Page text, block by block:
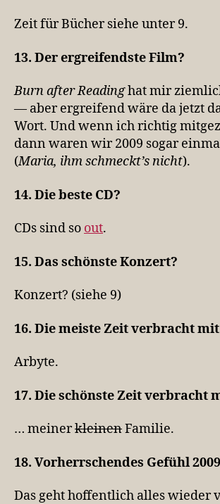
Zeit für Bücher siehe unter 9.
13. Der ergreifendste Film?
Burn after Readinghat mir
— aber ergreifend wäre da jetzt
Wort. Und wenn ich richtig
dann waren wir 2009 sogar
(Maria, ihm schmeckt’s nicht).
14. Die beste CD?
CDs sind so out.
15. Das schönste Konzert?
Konzert? (siehe 9)
16. Die meiste Zeit verbracht
Arbyte.
17. Die schönste Zeit verbracht
… meinerkleinenFamilie.
18. Vorherrschendes Gefühl
Das geht hoffentlich alles wieder